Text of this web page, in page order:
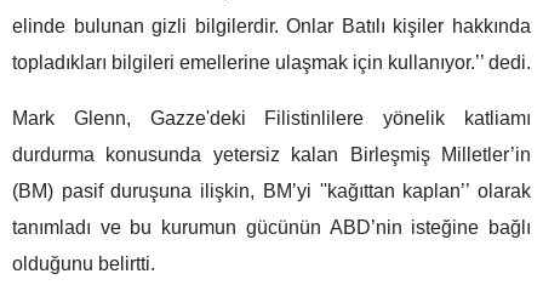
elinde bulunan gizli bilgilerdir. Onlar Batılı kişiler hakkında
topladıkları bilgileri emellerine ulaşmak için kullanıyor.’’ dedi.
Mark Glenn, Gazze'deki Filistinlilere yönelik katliamı
durdurma konusunda yetersiz kalan Birleşmiş Milletler’in
(BM) pasif duruşuna ilişkin, BM’yi ''kağıttan kaplan’’ olarak
tanımladı ve bu kurumun gücünün ABD’nin isteğine bağlı
olduğunu belirtti.